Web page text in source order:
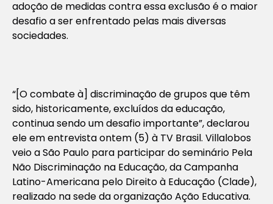
adoção de medidas contra essa exclusão é o maior
desafio a ser enfrentado pelas mais diversas
sociedades.
“[O combate à] discriminação de grupos que têm
sido, historicamente, excluídos da educação,
continua sendo um desafio importante”, declarou
ele em entrevista ontem (5) à TV Brasil. Villalobos
veio a São Paulo para participar do seminário Pela
Não Discriminação na Educação, da Campanha
Latino-Americana pelo Direito à Educação (Clade),
realizado na sede da organização Ação Educativa.